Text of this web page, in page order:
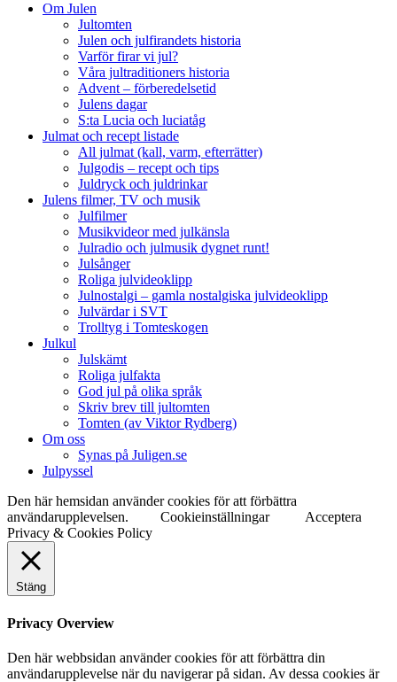
Om Julen
Jultomten
Julen och julfirandets historia
Varför firar vi jul?
Våra jultraditioners historia
Advent – förberedelsetid
Julens dagar
S:ta Lucia och luciatåg
Julmat och recept listade
All julmat (kall, varm, efterrätter)
Julgodis – recept och tips
Juldryck och juldrinkar
Julens filmer, TV och musik
Julfilmer
Musikvideor med julkänsla
Julradio och julmusik dygnet runt!
Julsånger
Roliga julvideoklipp
Julnostalgi – gamla nostalgiska julvideoklipp
Julvärdar i SVT
Trolltyg i Tomteskogen
Julkul
Julskämt
Roliga julfakta
God jul på olika språk
Skriv brev till jultomten
Tomten (av Viktor Rydberg)
Om oss
Synas på Juligen.se
Julpyssel
Den här hemsidan använder cookies för att förbättra
användarupplevelsen.
Cookieinställningar
Acceptera
Privacy & Cookies Policy
Stäng
Privacy Overview
Den här webbsidan använder cookies för att förbättra din
användarupplevelse när du navigerar på sidan. Av dessa cookies är